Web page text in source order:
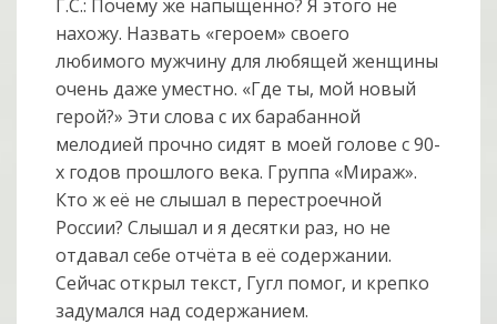
Г.С.: Почему же напыщенно? Я этого не
нахожу. Назвать «героем» своего
любимого мужчину для любящей женщины
очень даже уместно. «Где ты, мой новый
герой?» Эти слова с их барабанной
мелодией прочно сидят в моей голове с 90-
х годов прошлого века. Группа «Мираж».
Кто ж её не слышал в перестроечной
России? Слышал и я десятки раз, но не
отдавал себе отчёта в её содержании.
Сейчас открыл текст, Гугл помог, и крепко
задумался над содержанием.